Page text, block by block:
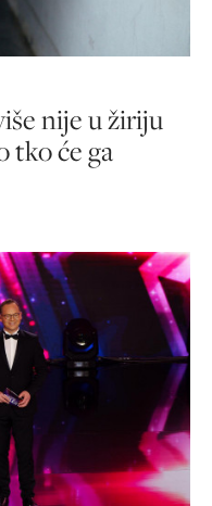
nije u žiriju
tko će ga